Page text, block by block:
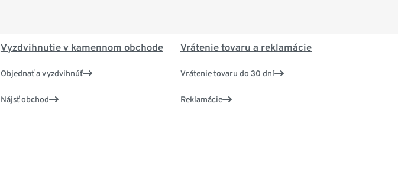
Vyzdvihnutie v kamennom obchode
Objednať a vyzdvihnúť
Nájsť obchod
Vrátenie tovaru a reklamácie
Vrátenie tovaru do 30 dní
Reklamácie